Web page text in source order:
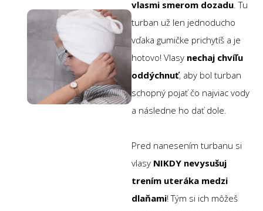
vlasmi smerom dozadu. Tu
turban už len jednoducho
vďaka gumičke prichytíš a je
hotovo! Vlasy nechaj chvíľu
oddýchnuť, aby bol turban
schopný pojať čo najviac vody
a následne ho dať dole.
Pred nanesením turbanu si
vlasy NIKDY nevysušuj
trením uteráka medzi
dlaňami! Tým si ich môžeš